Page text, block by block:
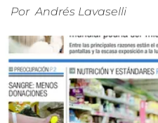
Por Andrés Lavaselli